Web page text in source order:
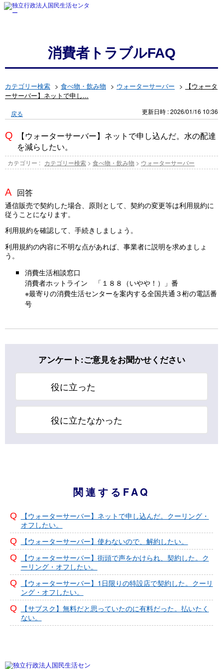
消費者トラブルFAQ
カテゴリー検索 > 食べ物・飲み物 > ウォーターサーバー >
【ウォータ
ーサーバー】ネットで申し...
戻る 更新日時 : 2026/01/16 10:36
【ウォーターサーバー】ネットで申し込んだ。水の配達
を減らしたい。
カテゴリー : カテゴリー検索 > 食べ物・飲み物 > ウォーターサーバー
回答
通信販売で契約した場合、原則として、契約の変更等は利用規約に
従うことになります。
利用規約を確認して、手続きしましょう。
利用規約の内容に不明な点があれば、事業者に説明を求めましょ
う。
消費生活相談窓口
消費者ホットライン 「１８８（いやや！）」番
※最寄りの消費生活センターを案内する全国共通３桁の電話番
号
アンケート:ご意見をお聞かせください
役に立った
役に立たなかった
関連するFAQ
【ウォーターサーバー】ネットで申し込んだ。クーリング・
オフしたい。
【ウォーターサーバー】使わないので、解約したい。
【ウォーターサーバー】街頭で声をかけられ、契約した。ク
ーリング・オフしたい。
【ウォーターサーバー】1日限りの特設店で契約した。クーリ
ング・オフしたい。
【サブスク】無料だと思っていたのに有料だった。払いたく
ない。